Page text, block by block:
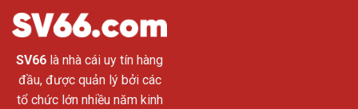
SV66 là nhà cái uy tín hàng
đầu, được quản lý bởi các
tổ chức lớn nhiều năm kinh